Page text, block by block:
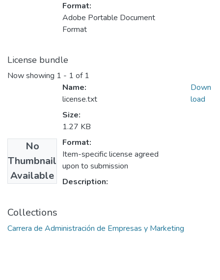
Format:
Adobe Portable Document
Format
License bundle
Now showing 1 - 1 of 1
No
Thumbnail
Available
Name:
license.txt
Size:
1.27 KB
Format:
Item-specific license agreed
upon to submission
Description:
Down
load
Collections
Carrera de Administración de Empresas y Marketing